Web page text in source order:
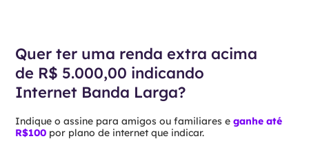
Quer ter uma renda extra acima
de R$ 5.000,00 indicando
Internet Banda Larga?
Indique o assine para amigos ou familiares eganhe até
R$100 por plano de internet que indicar.